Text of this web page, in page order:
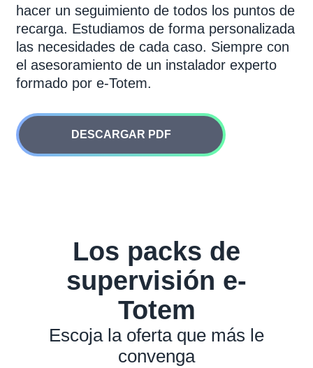
hacer un seguimiento de todos los puntos de
recarga. Estudiamos de forma personalizada
las necesidades de cada caso. Siempre con
el asesoramiento de un instalador experto
formado por e-Totem.
DESCARGAR PDF
Los packs de
supervisión e-
Totem
Escoja la oferta que más le
convenga